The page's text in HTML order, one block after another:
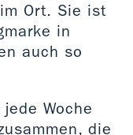
Ort. Sie ist
in
auch so
Woche
die